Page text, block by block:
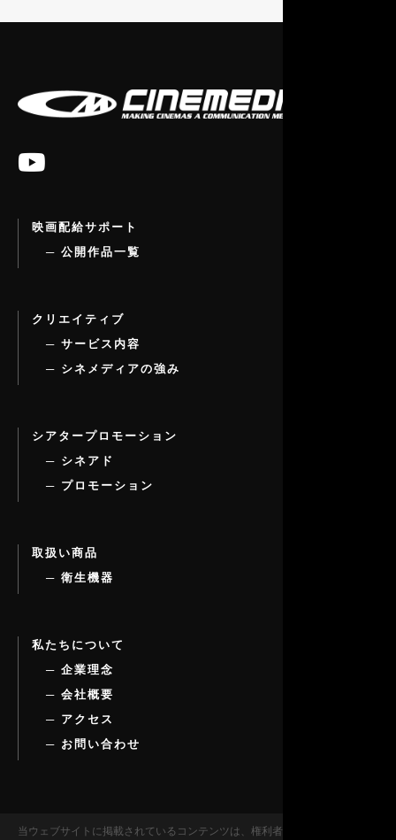

私たちについて
─ 企業理念
─ 会社概要
─ アクセス
─ お問い合わせ
映画配給サポート
─ 公開作品一覧
クリエイティブ
─ サービス内容
─ シネメディアの強み
シアタープロモーション
─ シネアド
─ プロモーション
取扱い商品
─ 衛生機器
当ウェブサイトに掲載されているコンテンツは、権利者の許可なく複製、転